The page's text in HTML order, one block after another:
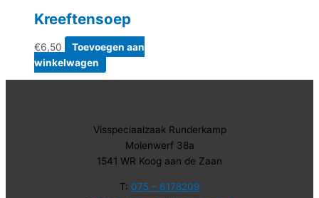
Kreeftensoep
€6,50
Toevoegen aan
winkelwagen
Visspeciaalzaak Runderkamp
Molenwerf 38a
1541 WR Koog aan de Zaan
T: 075 – 6178209